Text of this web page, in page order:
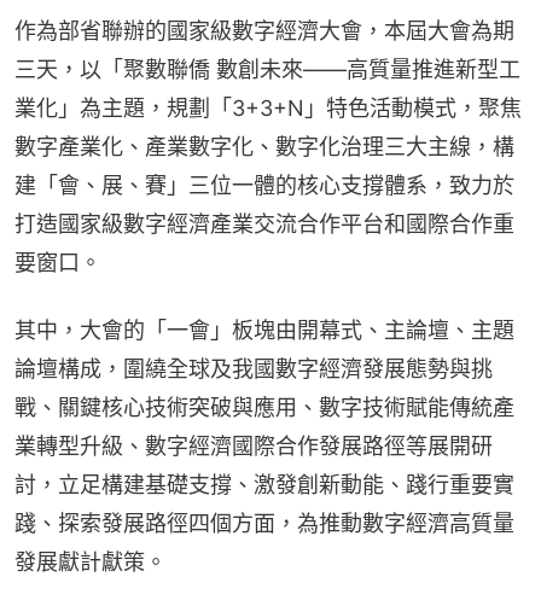
作為部省聯辦的國家級數字經濟大會，本屆大會為期
三天，以「聚數聯僑 數創未來——高質量推進新型工
業化」為主題，規劃「3+3+N」特色活動模式，聚焦
數字產業化、產業數字化、數字化治理三大主線，構
建「會、展、賽」三位一體的核心支撐體系，致力於
打造國家級數字經濟產業交流合作平台和國際合作重
要窗口。
其中，大會的「一會」板塊由開幕式、主論壇、主題
論壇構成，圍繞全球及我國數字經濟發展態勢與挑
戰、關鍵核心技術突破與應用、數字技術賦能傳統產
業轉型升級、數字經濟國際合作發展路徑等展開研
討，立足構建基礎支撐、激發創新動能、踐行重要實
踐、探索發展路徑四個方面，為推動數字經濟高質量
發展獻計獻策。